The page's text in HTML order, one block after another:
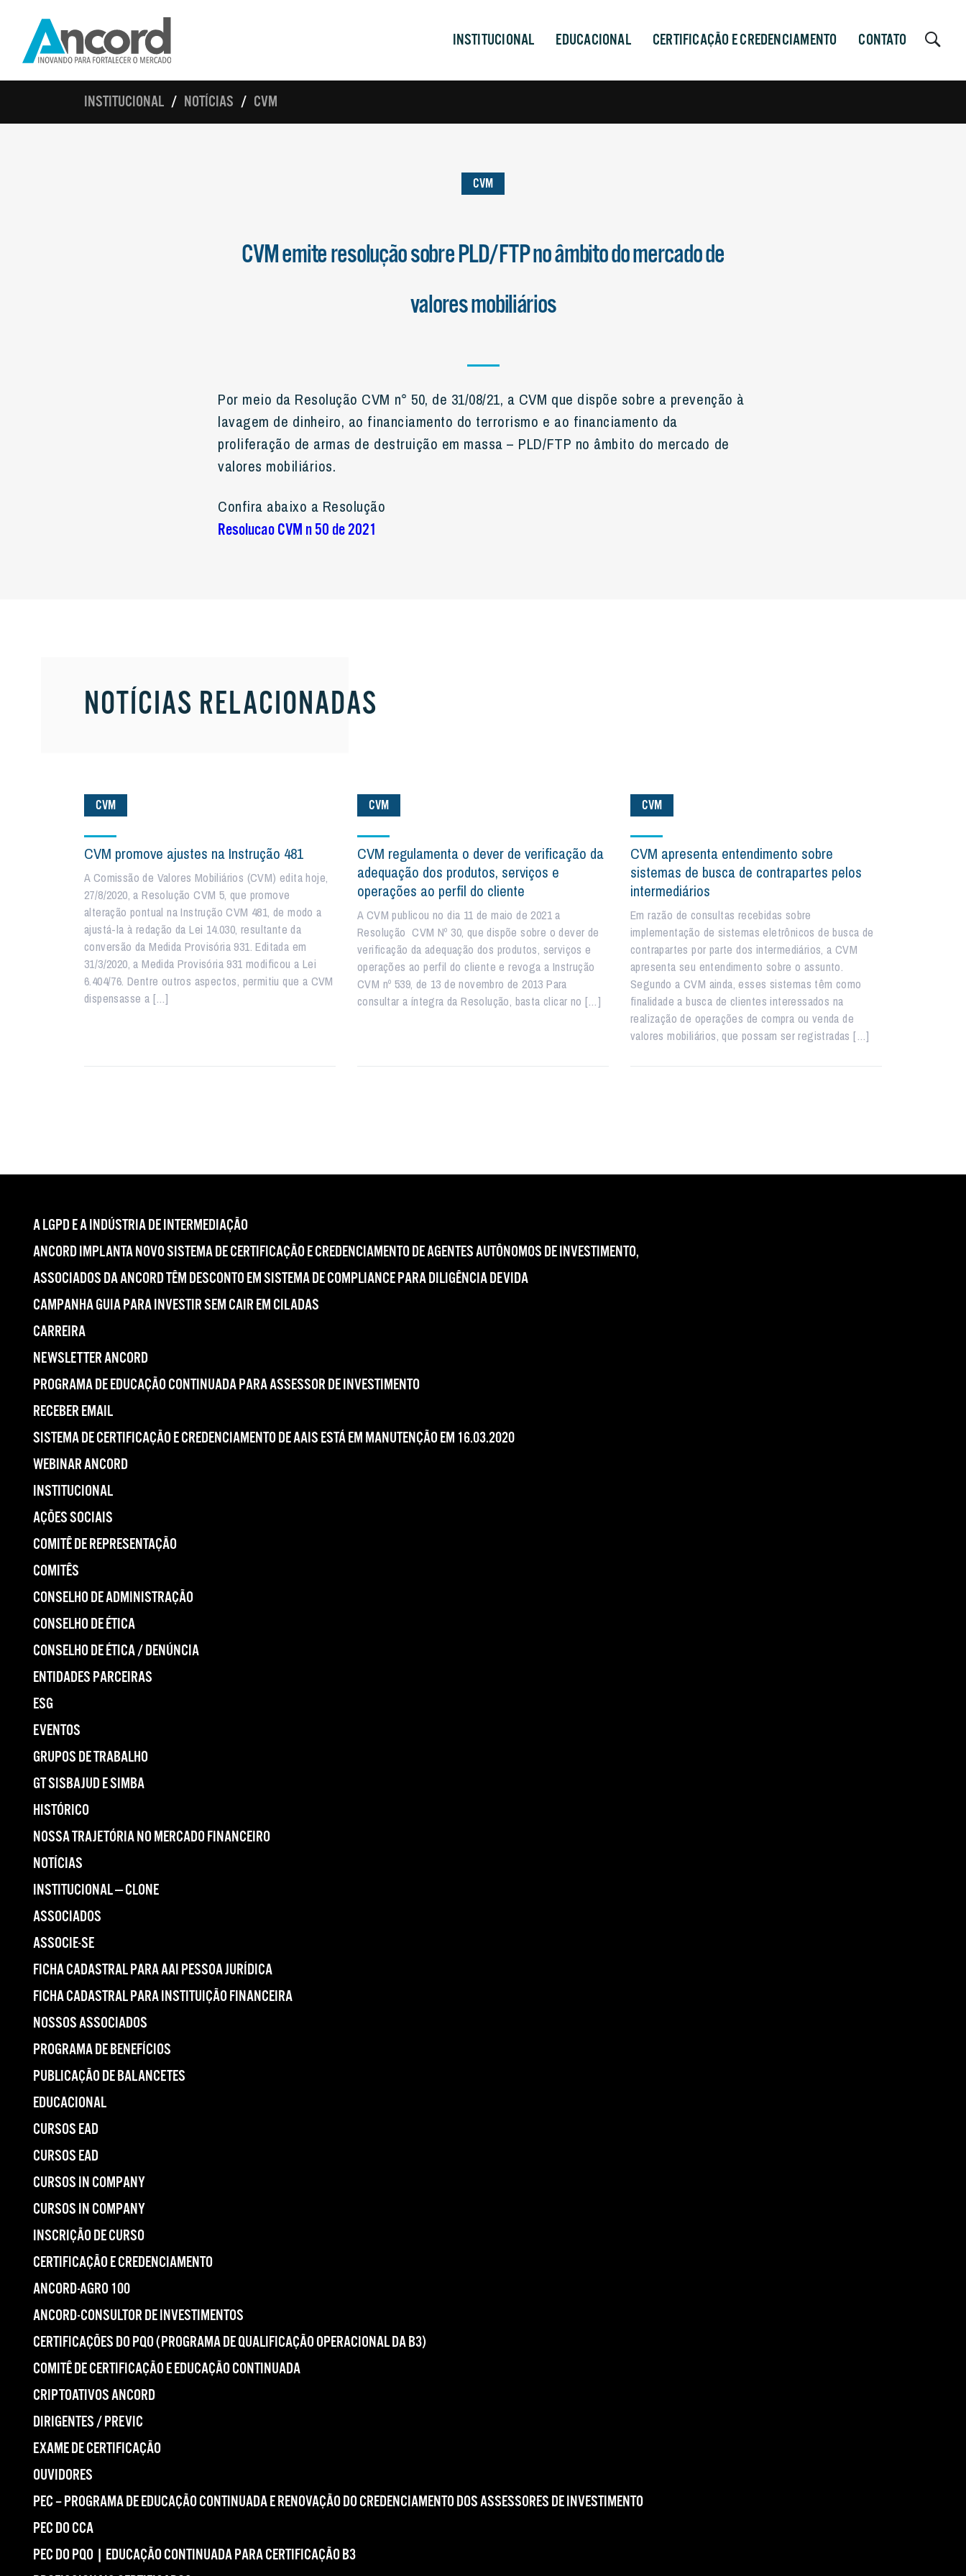
INSTITUCIONAL EDUCACIONAL CERTIFICAÇÃO E CREDENCIAMENTO CONTATO
INSTITUCIONAL NOTÍCIAS CVM
CVM
CVM emite resolução sobre PLD/FTP no âmbito do mercado de
valores mobiliários
Por meio da Resolução CVM n° 50, de 31/08/21, a CVM que dispõe sobre a prevenção à
lavagem de dinheiro, ao financiamento do terrorismo e ao financiamento da
proliferação de armas de destruição em massa – PLD/FTP no âmbito do mercado de
valores mobiliários.
Confira abaixo a Resolução
Resolucao CVM n 50 de 2021
NOTÍCIAS RELACIONADAS
CVM
CVM promove ajustes na Instrução 481
A Comissão de Valores Mobiliários (CVM) edita hoje,
27/8/2020, a Resolução CVM 5, que promove
alteração pontual na Instrução CVM 481, de modo a
ajustá-la à redação da Lei 14.030, resultante da
conversão da Medida Provisória 931. Editada em
31/3/2020, a Medida Provisória 931 modificou a Lei
6.404/76. Dentre outros aspectos, permitiu que a CVM
dispensasse a […]
CVM
CVM regulamenta o dever de verificação da
adequação dos produtos, serviços e
operações ao perfil do cliente
A CVM publicou no dia 11 de maio de 2021 a
Resolução CVM Nº 30, que dispõe sobre o dever de
verificação da adequação dos produtos, serviços e
operações ao perfil do cliente e revoga a Instrução
CVM nº 539, de 13 de novembro de 2013 Para
consultar a íntegra da Resolução, basta clicar no […]
CVM
CVM apresenta entendimento sobre
sistemas de busca de contrapartes pelos
intermediários
Em razão de consultas recebidas sobre
implementação de sistemas eletrônicos de busca de
contrapartes por parte dos intermediários, a CVM
apresenta seu entendimento sobre o assunto.
Segundo a CVM ainda, esses sistemas têm como
finalidade a busca de clientes interessados na
realização de operações de compra ou venda de
valores mobiliários, que possam ser registradas […]
A LGPD E A INDÚSTRIA DE INTERMEDIAÇÃO
ANCORD IMPLANTA NOVO SISTEMA DE CERTIFICAÇÃO E CREDENCIAMENTO DE AGENTES AUTÔNOMOS DE INVESTIMENTO,
ASSOCIADOS DA ANCORD TÊM DESCONTO EM SISTEMA DE COMPLIANCE PARA DILIGÊNCIA DEVIDA
CAMPANHA GUIA PARA INVESTIR SEM CAIR EM CILADAS
CARREIRA
NEWSLETTER ANCORD
PROGRAMA DE EDUCAÇÃO CONTINUADA PARA ASSESSOR DE INVESTIMENTO
RECEBER EMAIL
SISTEMA DE CERTIFICAÇÃO E CREDENCIAMENTO DE AAIS ESTÁ EM MANUTENÇÃO EM 16.03.2020
WEBINAR ANCORD
INSTITUCIONAL
AÇÕES SOCIAIS
COMITÊ DE REPRESENTAÇÃO
COMITÊS
CONSELHO DE ADMINISTRAÇÃO
CONSELHO DE ÉTICA
CONSELHO DE ÉTICA / DENÚNCIA
ENTIDADES PARCEIRAS
ESG
EVENTOS
GRUPOS DE TRABALHO
GT SISBAJUD E SIMBA
HISTÓRICO
NOSSA TRAJETÓRIA NO MERCADO FINANCEIRO
NOTÍCIAS
INSTITUCIONAL — CLONE
ASSOCIADOS
ASSOCIE-SE
FICHA CADASTRAL PARA AAI PESSOA JURÍDICA
FICHA CADASTRAL PARA INSTITUIÇÃO FINANCEIRA
NOSSOS ASSOCIADOS
PROGRAMA DE BENEFÍCIOS
PUBLICAÇÃO DE BALANCETES
EDUCACIONAL
CURSOS EAD
CURSOS EAD
CURSOS IN COMPANY
CURSOS IN COMPANY
INSCRIÇÃO DE CURSO
CERTIFICAÇÃO E CREDENCIAMENTO
ANCORD-AGRO 100
ANCORD-CONSULTOR DE INVESTIMENTOS
CERTIFICAÇÕES DO PQO (PROGRAMA DE QUALIFICAÇÃO OPERACIONAL DA B3)
COMITÊ DE CERTIFICAÇÃO E EDUCAÇÃO CONTINUADA
CRIPTOATIVOS ANCORD
DIRIGENTES / PREVIC
EXAME DE CERTIFICAÇÃO
OUVIDORES
PEC – PROGRAMA DE EDUCAÇÃO CONTINUADA E RENOVAÇÃO DO CREDENCIAMENTO DOS ASSESSORES DE INVESTIMENTO
PEC DO CCA
PEC DO PQO | EDUCAÇÃO CONTINUADA PARA CERTIFICAÇÃO B3